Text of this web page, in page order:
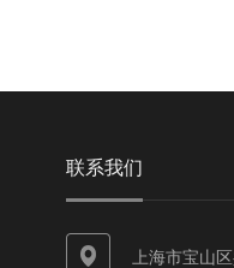
联系我们
上海市宝山